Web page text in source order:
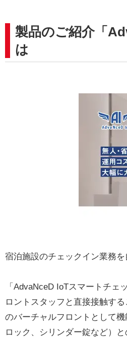
製品のご紹介「
は
宿泊施設のチェックイン業務
「AdvaNceD IoTスマートチ
ロントスタッフと直接接触す
のバーチャルフロントとして
ロック、シリンダー錠など）